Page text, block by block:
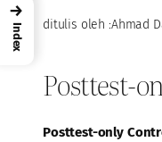
ditulis oleh :Ahmad
Posttest-
Posttest-only
→
Index